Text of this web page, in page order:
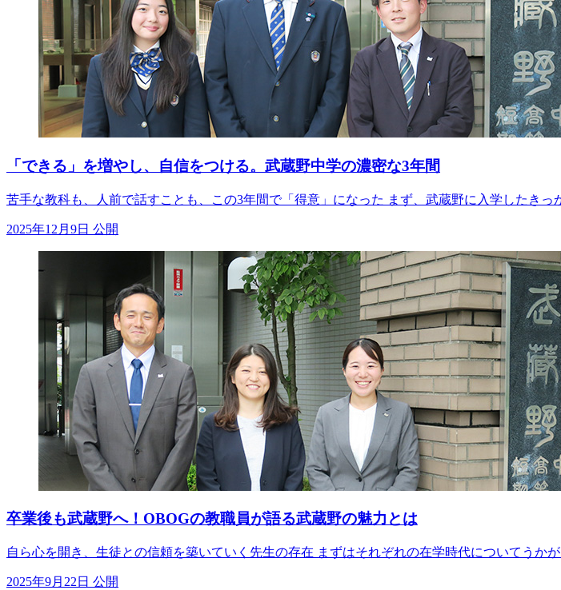
「できる」を増やし、自信をつける。武蔵野中学の濃密な3年間
苦手な教科も、人前で話すことも、この3年間で「得意」になった まず、武蔵野に入学したき
2025年12月9日 公開
卒業後も武蔵野へ！OBOGの教職員が語る武蔵野の魅力とは
自ら心を開き、生徒との信頼を築いていく先生の存在 まずはそれぞれの在学時代についてう
2025年9月22日 公開